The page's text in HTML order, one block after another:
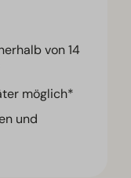
von 14
möglich*
und